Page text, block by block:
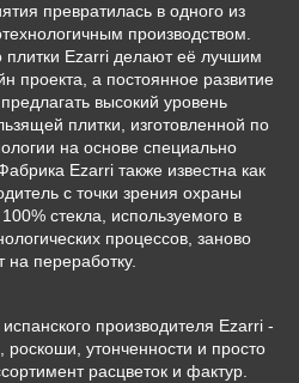
превратилась в одного из
производством.
плитки Ezarri делают её лучшим
проекта, а постоянное развитие
высокий уровень
плитки, изготовленной по
на основе специально
Ezarri также известна как
с точки зрения охраны
стекла, используемого в
процессов, заново
на переработку.
производителя Ezarri -
роскоши, утонченности и просто
расцветок и фактур.